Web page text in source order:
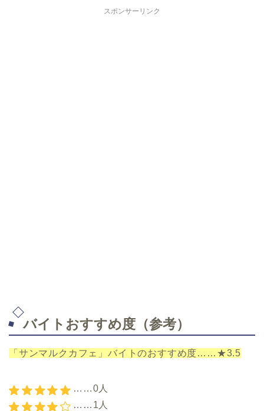
スポンサーリンク
バイトおすすめ度（参考）
「サンマルクカフェ」バイトのおすすめ度……★3.5
……0人
……1人